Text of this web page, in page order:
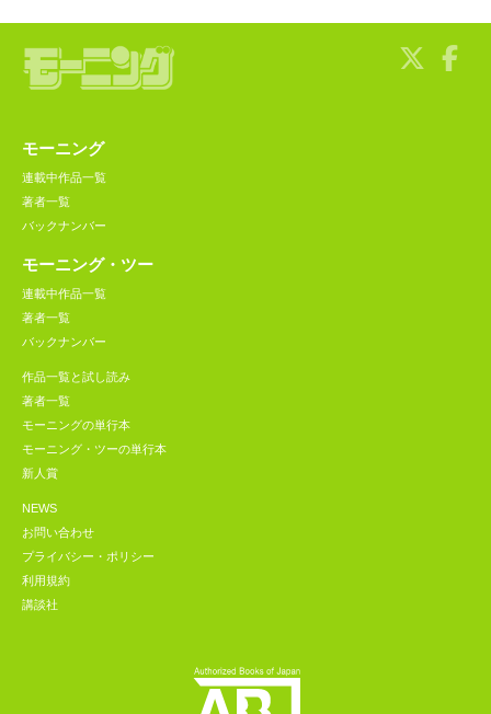
モーニング
連載中作品一覧
著者一覧
バックナンバー
モーニング・ツー
連載中作品一覧
著者一覧
バックナンバー
作品一覧と試し読み
著者一覧
モーニングの単行本
モーニング・ツーの単行本
新人賞
NEWS
お問い合わせ
プライバシー・ポリシー
利用規約
講談社